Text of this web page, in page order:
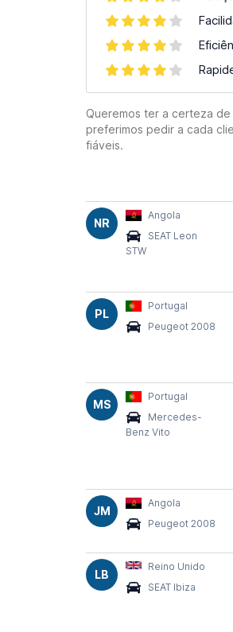
Queremos ter a certeza
preferimos pedir a cada
fiáveis.
NR
Angola
SEAT Leon
STW
PL
Portugal
Peugeot 2008
MS
Portugal
Mercedes-
Benz Vito
JM
Angola
Peugeot 2008
LB
Reino Unido
SEAT Ibiza